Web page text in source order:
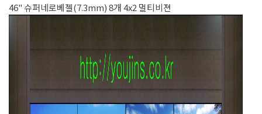
46" 슈퍼네로베젤(7.3mm) 8개 4x2 멀티비젼